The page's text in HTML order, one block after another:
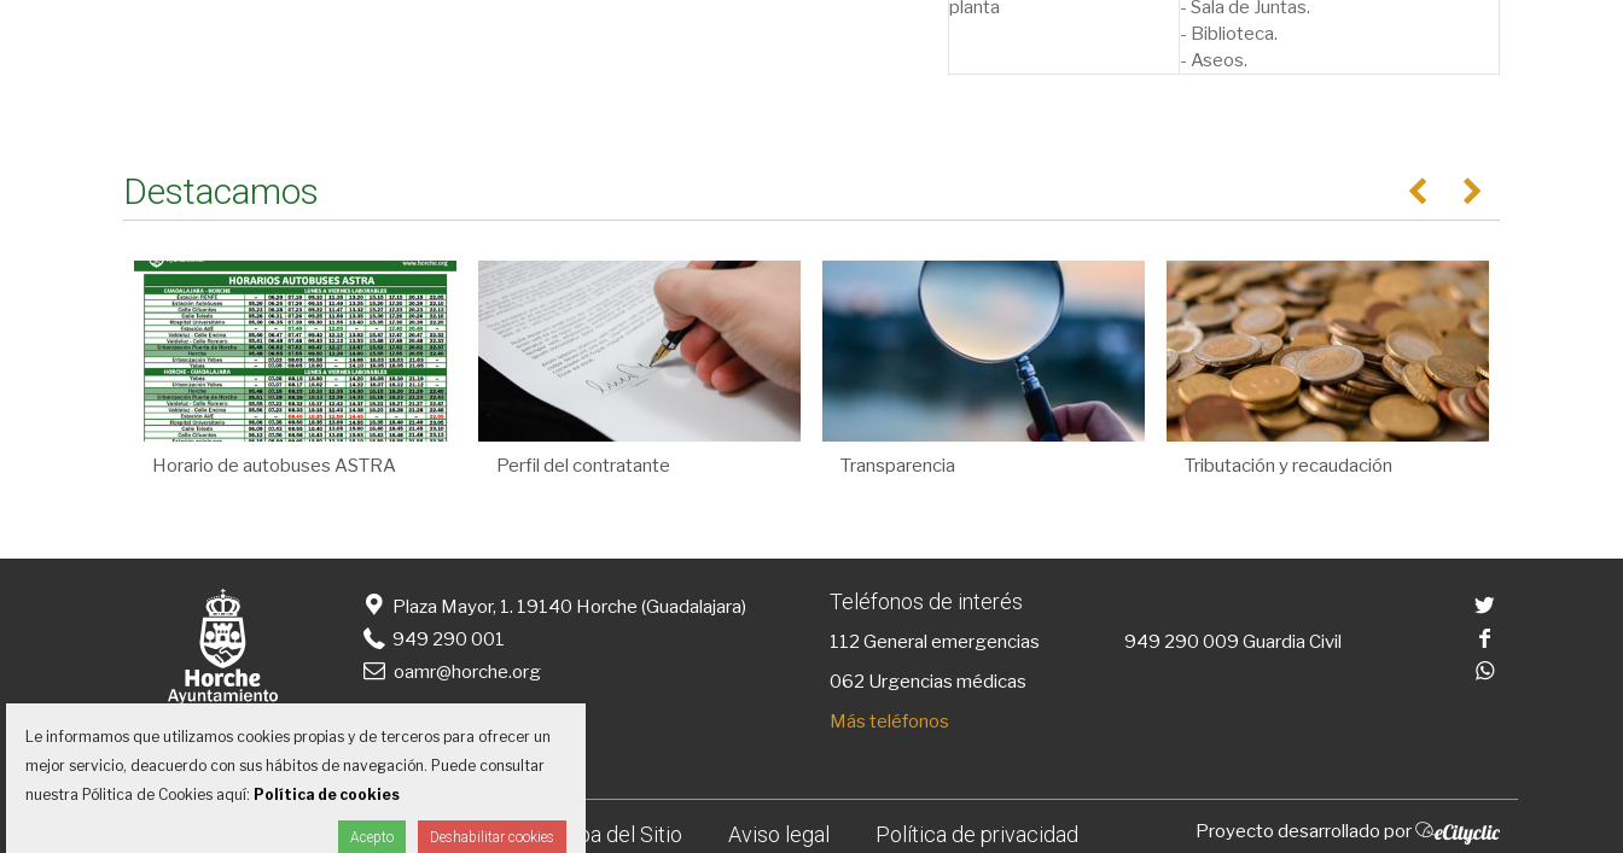
planta
- Sala de Juntas.
- Biblioteca.
- Aseos.
Destacamos Anterior
Horario de autobuses ASTRA Perfil del contratante Transparencia Tributación y recaudación
Plaza Mayor, 1. 19140 Horche (Guadalajara)
949 290 001
oamr@horche.org
Teléfonos de interés
112 General emergencias 949 290 009 Guardia Civil
062 Urgencias médicas
Más teléfonos
Accesibilidad Mapa del Sitio Aviso legal Política de privacidad Proyecto desarrollado por
Le informamos que utilizamos cookies propias y de terceros para ofrecer un
mejor servicio, deacuerdo con sus hábitos de navegación. Puede consultar
nuestra Pólitica de Cookies aquí: Política de cookies
Acepto Deshabilitar cookies